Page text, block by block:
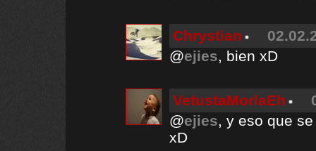
Chrystian
@ejies, bien xD
VetustaMorlaEh
@ejies, y eso que
xD